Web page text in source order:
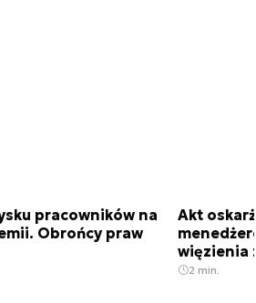
pracowników na
Obrońcy praw
Akt
więzienia
2 min.